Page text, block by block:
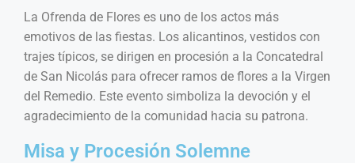
La Ofrenda de Flores es uno de los actos más
emotivos de las fiestas. Los alicantinos, vestidos con
trajes típicos, se dirigen en procesión a la Concatedral
de San Nicolás para ofrecer ramos de flores a la Virgen
del Remedio. Este evento simboliza la devoción y el
agradecimiento de la comunidad hacia su patrona.
Misa y Procesión Solemne